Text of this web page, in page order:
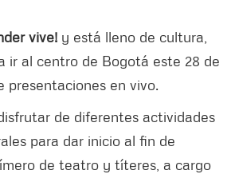
vive! y está lleno de cultura,
ir al centro de Bogotá este 28 de
presentaciones en vivo.
de diferentes actividades
para dar inicio al fin de
de teatro y títeres, a cargo